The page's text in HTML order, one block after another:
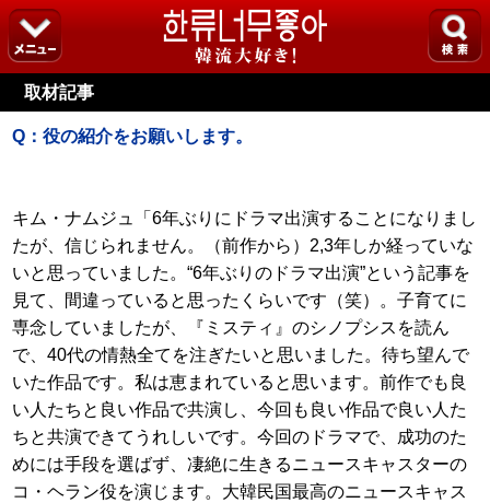
取材記事
Q：役の紹介をお願いします。
キム・ナムジュ「6年ぶりにドラマ出演することになりまし
たが、信じられません。（前作から）2,3年しか経っていな
いと思っていました。“6年ぶりのドラマ出演”という記事を
見て、間違っていると思ったくらいです（笑）。子育てに
専念していましたが、『ミスティ』のシノプシスを読ん
で、40代の情熱全てを注ぎたいと思いました。待ち望んで
いた作品です。私は恵まれていると思います。前作でも良
い人たちと良い作品で共演し、今回も良い作品で良い人た
ちと共演できてうれしいです。今回のドラマで、成功のた
めには手段を選ばず、凄絶に生きるニュースキャスターの
コ・ヘラン役を演じます。大韓民国最高のニュースキャス